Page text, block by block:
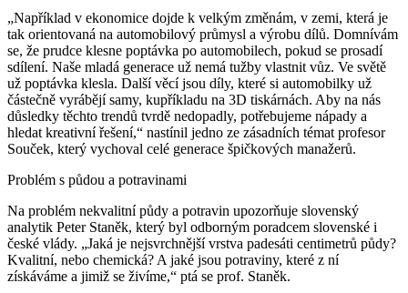
„Například v ekonomice dojde k velkým změnám, v zemi, která je
tak orientovaná na automobilový průmysl a výrobu dílů. Domnívám
se, že prudce klesne poptávka po automobilech, pokud se prosadí
sdílení. Naše mladá generace už nemá tužby vlastnit vůz. Ve světě
už poptávka klesla. Další věcí jsou díly, které si automobilky už
částečně vyrábějí samy, kupříkladu na 3D tiskárnách. Aby na nás
důsledky těchto trendů tvrdě nedopadly, potřebujeme nápady a
hledat kreativní řešení,“ nastínil jedno ze zásadních témat profesor
Souček, který vychoval celé generace špičkových manažerů.
Problém s půdou a potravinami
Na problém nekvalitní půdy a potravin upozorňuje slovenský
analytik Peter Staněk, který byl odborným poradcem slovenské i
české vlády. „Jaká je nejsvrchnější vrstva padesáti centimetrů půdy?
Kvalitní, nebo chemická? A jaké jsou potraviny, které z ní
získáváme a jimiž se živíme,“ ptá se prof. Staněk.